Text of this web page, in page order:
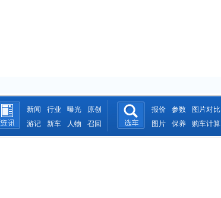
新闻 行业 曝光
原创
游记
新车 人物 召回
报价 参数
图片对比
图片
保养 购车计算